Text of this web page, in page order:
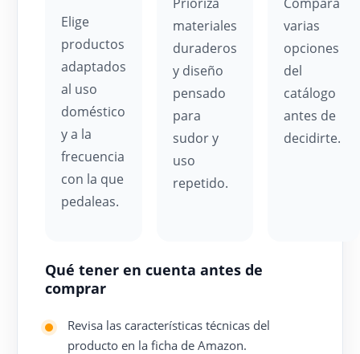
Elige
productos
adaptados
al uso
doméstico
y a la
frecuencia
con la que
pedaleas.
materiales
duraderos
y diseño
pensado
para
sudor y
uso
repetido.
varias
opciones
del
catálogo
antes de
decidirte.
Qué tener en cuenta antes de
comprar
Revisa las características técnicas del
producto en la ficha de Amazon.